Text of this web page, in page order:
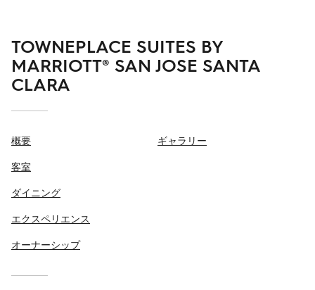
TOWNEPLACE SUITES BY
MARRIOTT® SAN JOSE SANTA
CLARA
概要
客室
ダイニング
エクスペリエンス
オーナーシップ
ギャラリー